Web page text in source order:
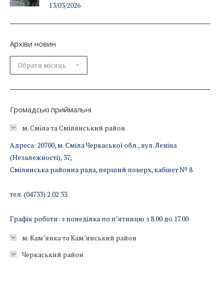
13/03/2026
Архіви новин
Архіви
новин
Громадські приймальні
м. Сміла та Смілянський район
Адреса: 20700, м. Сміла Черкаської обл., вул. Леніна
(Незалежності), 37,
Смілянська районна рада, перший поверх, кабінет № 8
тел. (04733) 2 02 33
Графік роботи: з понеділка по п’ятницю з 8.00 до 17.00
м. Кам’янка та Кам’янський район
Черкаський район